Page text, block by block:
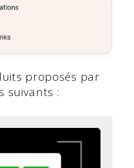
proposés par
suivants :